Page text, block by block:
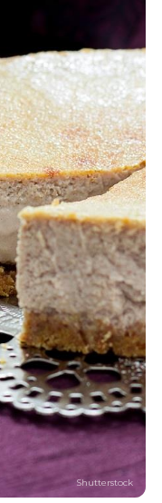
Shutterstock